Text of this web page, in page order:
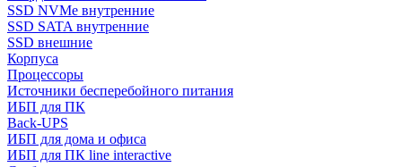
SSD NVMe внутренние
SSD SATA внутренние
SSD внешние
Корпуса
Процессоры
Источники бесперебойного питания
ИБП для ПК
Back-UPS
ИБП для дома и офиса
ИБП для ПК linе interactive